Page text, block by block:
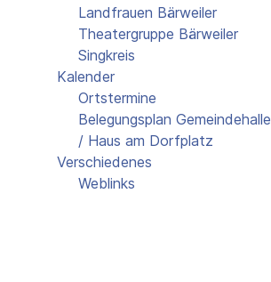
Landfrauen Bärweiler
Theatergruppe Bärweiler
Singkreis
Kalender
Ortstermine
Belegungsplan Gemeindehalle
/ Haus am Dorfplatz
Verschiedenes
Weblinks